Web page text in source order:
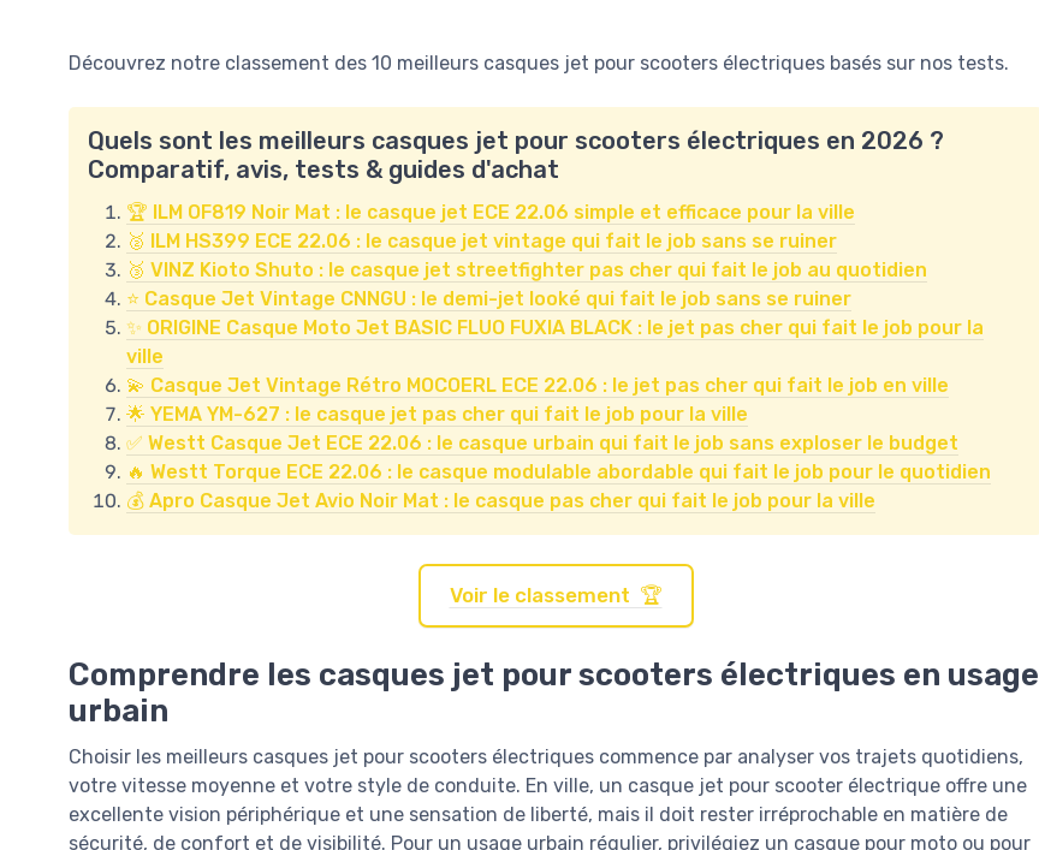
Découvrez notre classement des 10 meilleurs casques jet pour scooters électriques basés sur nos tests.
Quels sont les meilleurs casques jet pour scooters électriques en 2026 ?
Comparatif, avis, tests & guides d'achat
🏆 ILM OF819 Noir Mat : le casque jet ECE 22.06 simple et efficace pour la ville
🥈 ILM HS399 ECE 22.06 : le casque jet vintage qui fait le job sans se ruiner
🥉 VINZ Kioto Shuto : le casque jet streetfighter pas cher qui fait le job au quotidien
⭐ Casque Jet Vintage CNNGU : le demi-jet looké qui fait le job sans se ruiner
✨ ORIGINE Casque Moto Jet BASIC FLUO FUXIA BLACK : le jet pas cher qui fait le job pour la
ville
💫 Casque Jet Vintage Rétro MOCOERL ECE 22.06 : le jet pas cher qui fait le job en ville
🌟 YEMA YM-627 : le casque jet pas cher qui fait le job pour la ville
✅ Westt Casque Jet ECE 22.06 : le casque urbain qui fait le job sans exploser le budget
🔥 Westt Torque ECE 22.06 : le casque modulable abordable qui fait le job pour le quotidien
💰 Apro Casque Jet Avio Noir Mat : le casque pas cher qui fait le job pour la ville
Voir le classement 🏆
Comprendre les casques jet pour scooters électriques en usage
urbain
Choisir les meilleurs casques jet pour scooters électriques commence par analyser vos trajets quotidiens,
votre vitesse moyenne et votre style de conduite. En ville, un casque jet pour scooter électrique offre une
excellente vision périphérique et une sensation de liberté, mais il doit rester irréprochable en matière de
sécurité, de confort et de visibilité. Pour un usage urbain régulier, privilégiez un casque pour moto ou pour